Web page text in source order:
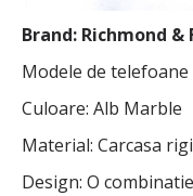
Brand: Richmond &
Modele de
Culoare: Alb Marble
Material: Carcasa
Design: O